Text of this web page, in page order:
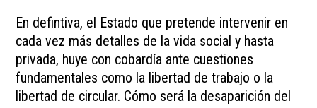
En defintiva, el Estado que pretende intervenir en
cada vez más detalles de la vida social y hasta
privada, huye con cobardía ante cuestiones
fundamentales como la libertad de trabajo o la
libertad de circular. Cómo será la desaparición del